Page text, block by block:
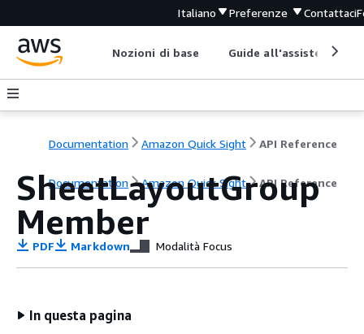
Italiano Preferenze Contattaci
Nozioni di base Guide all'assistenza
Documentation Amazon Quick Sight API Reference
Documentation Amazon Quick Sight API Reference
SheetLayoutGroup
Member
PDF Markdown Modalità Focus
In questa pagina